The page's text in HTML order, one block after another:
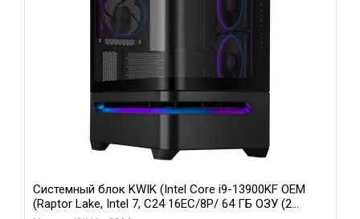
Системный блок KWIK (Intel Core i9-13900KF OEM
(Raptor Lake, Intel 7, C24 16EC/8P/ 64 ГБ ОЗУ (2